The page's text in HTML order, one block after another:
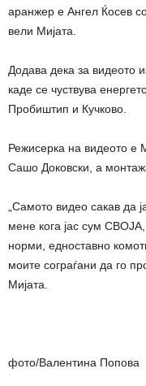
аранжер е Ангел Ќосев
вели Мијата.
Додава дека за видеото
каде се чуствува
Пробиштип и Кучково.
Режисерка на видеото е
Сашо Доковски, а
„Самото видео сакав да
мене кога јас сум
норми, едноставно
моите сограѓани да го
Мијата.
фото/Валентина Попова